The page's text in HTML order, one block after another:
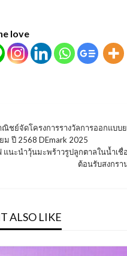
love
วชย์จัดโครงการรางวัลการออกแบบ
ยม ปี 2568 DEmark 2025
แนะนำวุ้นมะพร้าวรูปลูกตาลในน้ำเชื่
ต้อนรับสงกรา
ALSO LIKE